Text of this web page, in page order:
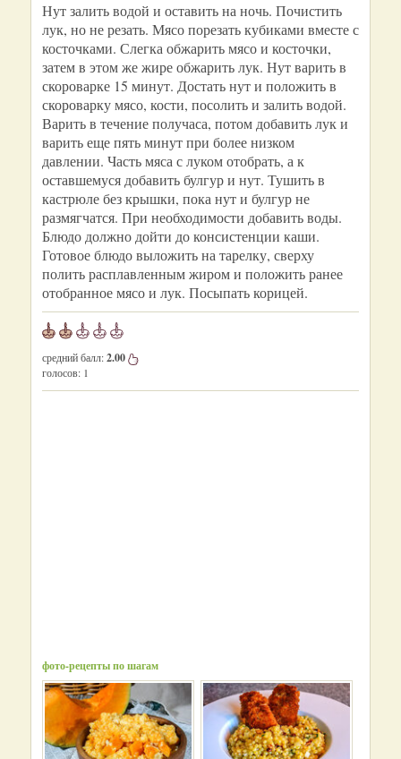
Нут залить водой и оставить на ночь. Почистить
лук, но не резать. Мясо порезать кубиками вместе с
косточками. Слегка обжарить мясо и косточки,
затем в этом же жире обжарить лук. Нут варить в
скороварке 15 минут. Достать нут и положить в
скороварку мясо, кости, посолить и залить водой.
Варить в течение получаса, потом добавить лук и
варить еще пять минут при более низком
давлении. Часть мяса с луком отобрать, а к
оставшемуся добавить булгур и нут. Тушить в
кастрюле без крышки, пока нут и булгур не
размягчатся. При необходимости добавить воды.
Блюдо должно дойти до консистенции каши.
Готовое блюдо выложить на тарелку, сверху
полить расплавленным жиром и положить ранее
отобранное мясо и лук. Посыпать корицей.
средний балл:2.00
голосов: 1
фото-рецепты по шагам